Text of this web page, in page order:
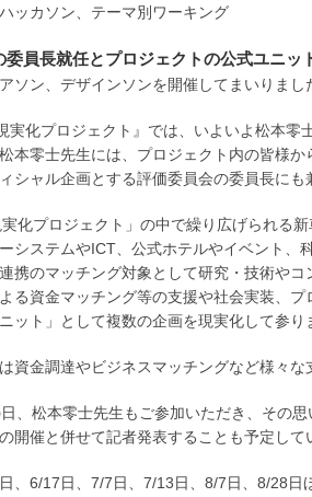
ッカソン、テーマ別ワーキング
委員長就任とプロジェクトの公式ユニッ
ソン、デザインソンを開催してまいりまし
実化プロジェクト』では、いよいよ松本
本零士先生には、プロジェクト内の皆様
シャル企画とする評価委員会の委員長に
実化プロジェクト」の中で繰り広げられる
システムやICT、公式ホテルやイベント、
携のマッチング対象として研究・技術や
る資金マッチング等の支援や社会実装、
ット」として複数の企画を現実化して参り
資金調達やビジネスマッチングなど様々
、松本零士先生もご参加いただき、その
開催と併せて記者発表することも予定して
、6/17日、7/7日、7/13日、8/7日、8/28日